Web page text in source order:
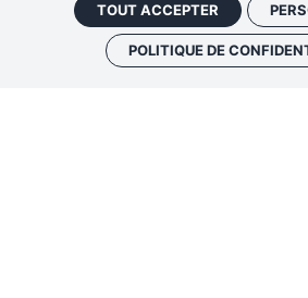
TOUT ACCEPTER
POLITIQUE DE